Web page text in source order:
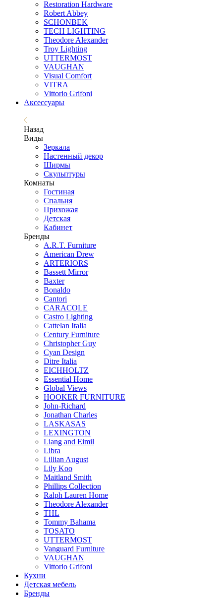
Restoration Hardware
Robert Abbey
SCHONBEK
TECH LIGHTING
Theodore Alexander
Troy Lighting
UTTERMOST
VAUGHAN
Visual Comfort
VITRA
Vittorio Grifoni
Аксессуары
Назад
Виды
Зеркала
Настенный декор
Ширмы
Скульптуры
Комнаты
Гостиная
Спальня
Прихожая
Детская
Кабинет
Бренды
A.R.T. Furniture
American Drew
ARTERIORS
Bassett Mirror
Baxter
Bonaldo
Cantori
CARACOLE
Castro Lighting
Cattelan Italia
Century Furniture
Christopher Guy
Cyan Design
Ditre Italia
EICHHOLTZ
Essential Home
Global Views
HOOKER FURNITURE
John-Richard
Jonathan Charles
LASKASAS
LEXINGTON
Liang and Eimil
Libra
Lillian August
Lily Koo
Maitland Smith
Phillips Collection
Ralph Lauren Home
Theodore Alexander
THL
Tommy Bahama
TOSATO
UTTERMOST
Vanguard Furniture
VAUGHAN
Vittorio Grifoni
Кухни
Детская мебель
Бренды